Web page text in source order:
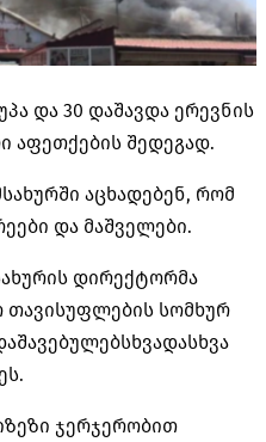
და 30 დაშავდა ერევნის
აფეთქების შედეგად.
აცხადებენ, რომ
და მაშველები.
დირექტორმა
თავისუფლების სომხურ
ჯერჯერობით